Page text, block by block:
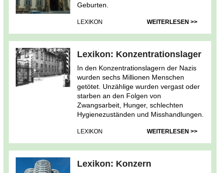
Geburten.
LEXIKON WEITERLESEN >>
Lexikon: Konzentrationslager
In den Konzentrationslagern der Nazis
wurden sechs Millionen Menschen
getötet. Unzählige wurden vergast oder
starben an den Folgen von
Zwangsarbeit, Hunger, schlechten
Hygienezuständen und Misshandlungen.
LEXIKON WEITERLESEN >>
Lexikon: Konzern